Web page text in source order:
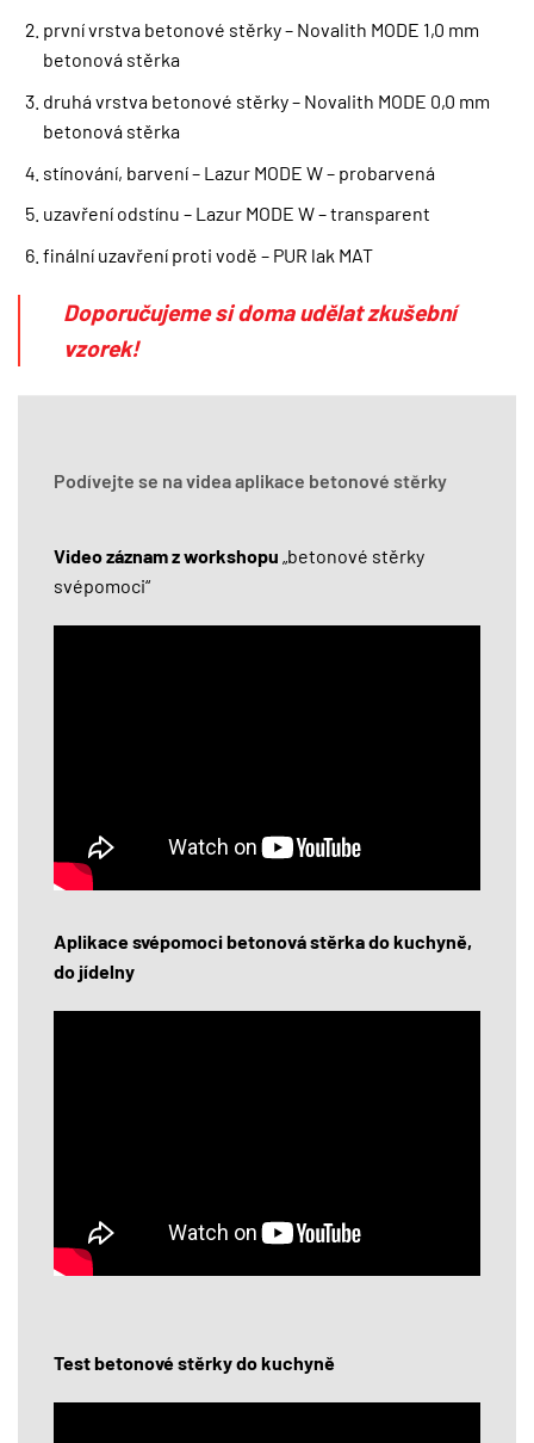
první vrstva betonové stěrky – Novalith MODE 1,0 mm
betonová stěrka
druhá vrstva betonové stěrky – Novalith MODE 0,0 mm
betonová stěrka
stínování, barvení – Lazur MODE W – probarvená
uzavření odstínu – Lazur MODE W – transparent
finální uzavření proti vodě – PUR lak MAT
Doporučujeme si doma udělat zkušební
vzorek!
Podívejte se na videa aplikace betonové stěrky
Video záznam z workshopu „betonové stěrky
svépomoci“
Aplikace svépomoci betonová stěrka do kuchyně,
do jídelny
Test betonové stěrky do kuchyně